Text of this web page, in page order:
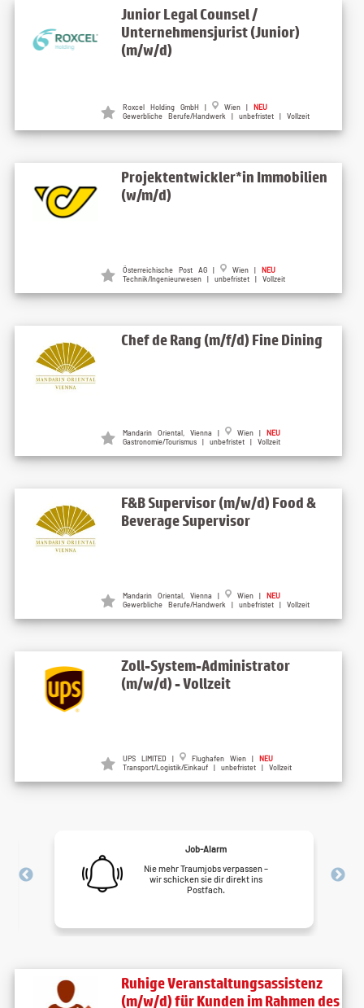
Junior Legal Counsel /
Unternehmensjurist (Junior)
(m/w/d)
Roxcel Holding GmbH | Wien | NEU
Gewerbliche Berufe/Handwerk | unbefristet | Vollzeit
Projektentwickler*in Immobilien
(w/m/d)
Österreichische Post AG | Wien | NEU
Technik/Ingenieurwesen | unbefristet | Vollzeit
Chef de Rang (m/f/d) Fine Dining
Mandarin Oriental, Vienna | Wien | NEU
Gastronomie/Tourismus | unbefristet | Vollzeit
F&B Supervisor (m/w/d) Food &
Beverage Supervisor
Mandarin Oriental, Vienna | Wien | NEU
Gewerbliche Berufe/Handwerk | unbefristet | Vollzeit
Zoll-System-Administrator
(m/w/d) - Vollzeit
UPS LIMITED | Flughafen Wien | NEU
Transport/Logistik/Einkauf | unbefristet | Vollzeit
Job-Alarm
Nie mehr Traumjobs verpassen –
wir schicken sie dir direkt ins
Postfach.
Ruhige Veranstaltungsassistenz
(m/w/d) für Kunden im Rahmen des